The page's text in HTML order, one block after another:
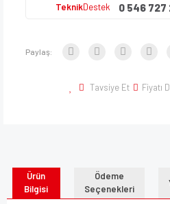
TeknikDestek 0 546 727
Paylaş:
Tavsiye Et Fiyatı
Ürün
Bilgisi
Ödeme
Seçenekleri